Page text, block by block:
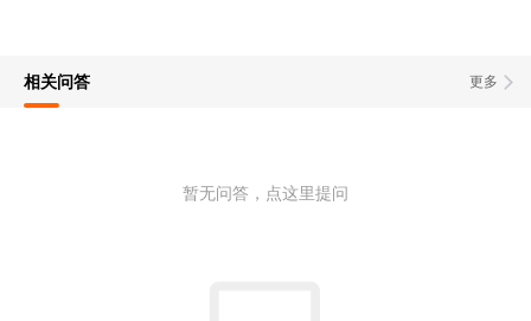
更多
相关问答
暂无问答，点这里提问